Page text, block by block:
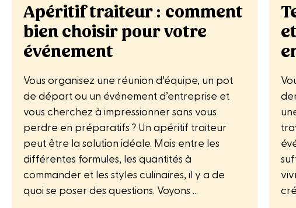
Apéritif traiteur : comment
bien choisir pour votre
événement
Vous organisez une réunion d’équipe, un pot
de départ ou un événement d’entreprise et
vous cherchez à impressionner sans vous
perdre en préparatifs ? Un apéritif traiteur
peut être la solution idéale. Mais entre les
différentes formules, les quantités à
commander et les styles culinaires, il y a de
quoi se poser des questions. Voyons ...